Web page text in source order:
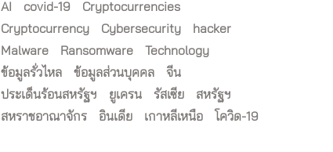
AI covid-19
Cryptocurrencies
Cryptocurrency
Cybersecurity
hacker
Malware
Ransomware
Technology
ข้อมูลรั่วไหล
ข้อมูลส่วนบุคคล
จีน
ประเด็นร้อนสหรัฐฯ
ยูเครน รัสเซีย
สหรัฐฯ
สหราชอาณาจักร
อินเดีย เกาหลีเหนือ โควิด-19